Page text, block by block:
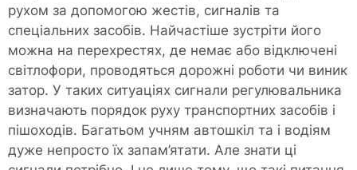
рухом за допомогою жестів, сигналів та
спеціальних засобів. Найчастіше зустріти його
можна на перехрестях, де немає або відключені
світлофори, проводяться дорожні роботи чи виник
затор. У таких ситуаціях сигнали регулювальника
визначають порядок руху транспортних засобів і
пішоходів. Багатьом учням автошкіл та і водіям
дуже непросто їх запам’ятати. Але знати ці